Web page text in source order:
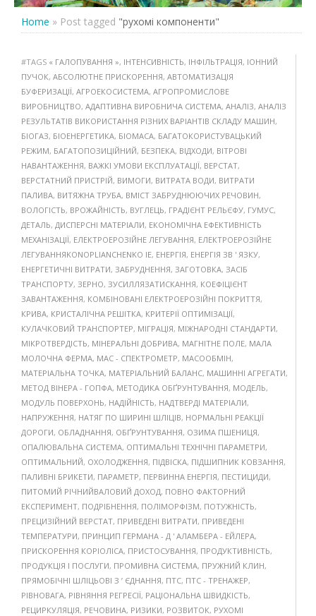
Home » Post tagged "рухомі компоненти"
#TAGS « ГАЛОПУВАННЯ », ІНТЕНСИВНІСТЬ, ІНФІЛЬТРАЦІЯ, ІОННИЙ
ПУЧОК, АБСОЛЮТНЕ ПРИСКОРЕННЯ, АВТОМАТИЗАЦІЯ
БУФЕРИЗАЦІЇ, АГРОЕКОСИСТЕМА, АГРОПРОМИСЛОВЕ
ВИРОБНИЦТВО, АДАПТИВНА ВИРОБНИЧА СИСТЕМА, АНАЛІЗ, АНАЛІЗ
РЕЗУЛЬТАТІВ ВИКОРИСТАННЯ РІЗНИХ ВАРІАНТІВ СКЛАДУ МАШИН,
БІОГАЗ, БІОЕНЕРГЕТИКА, БІОМАСА, БАГАТОКОРИСТУВАЦЬКИЙ
РЕЖИМ, БАГАТОПОЗИЦІЙНИЙ, БЕЗПЕКА, ВІДХОДИ, ВІТРОВІ
НАВАНТАЖЕННЯ, ВАЖКІ УМОВИ ЕКСПЛУАТАЦІЇ, ВЕРСТАТ,
ВЕРСТАТНИЙ ПРИСТРІЙ, ВИМОГИ, ВИТРАТА ВОДИ, ВИТРАТИ
ПАЛИВА, ВИТЯЖНА ТРУБА, ВМІСТ ЗАБРУДНЮЮЧИХ РЕЧОВИН,
ВОЛОГІСТЬ, ВРОЖАЙНІСТЬ, ВУГЛЕЦЬ, ГРАДІЄНТ РЕЛЬЄФУ, ГУМУС,
ДЕТАЛЬ, ДИСПЕРСНІ МАТЕРІАЛИ, ЕКОНОМІЧНА ЕФЕКТИВНІСТЬ
МЕХАНІЗАЦІЇ, ЕЛЕКТРОЕРОЗІЙНЕ ЛЕГУВАННЯ, ЕЛЕКТРОЕРОЗІЙНЕ
ЛЕГУВАННЯKONOPLIANCHENKO IE, ЕНЕРГІЯ, ЕНЕРГІЯ ЗВ ' ЯЗКУ,
ЕНЕРГЕТИЧНІ ВИТРАТИ, ЗАБРУДНЕННЯ, ЗАГОТОВКА, ЗАСІБ
ТРАНСПОРТУ, ЗЕРНО, ЗУСИЛЛЯЗАТИСКАННЯ, КОЕФІЦІЄНТ
ЗАВАНТАЖЕННЯ, КОМБІНОВАНІ ЕЛЕКТРОЕРОЗІЙНІ ПОКРИТТЯ,
КРИВА, КРИСТАЛІЧНА РЕШІТКА, КРИТЕРІЇ ОПТИМІЗАЦІЇ,
КУЛАЧКОВИЙ ТРАНСПОРТЕР, МІГРАЦІЯ, МІЖНАРОДНІ СТАНДАРТИ,
МІКРОТВЕРДІСТЬ, МІНЕРАЛЬНІ ДОБРИВА, МАГНІТНЕ ПОЛЕ, МАЛА
МОЛОЧНА ФЕРМА, МАС - СПЕКТРОМЕТР, МАСООБМІН,
МАТЕРІАЛЬНА ТОЧКА, МАТЕРІАЛЬНИЙ БАЛАНС, МАШИННІ АГРЕГАТИ,
МЕТОД ВІНЕРА - ГОПФА, МЕТОДИКА ОБҐРУНТУВАННЯ, МОДЕЛЬ,
МОДУЛЬ ПОВЕРХОНЬ, НАДІЙНІСТЬ, НАДТВЕРДІ МАТЕРІАЛИ,
НАПРУЖЕННЯ, НАТЯГ ПО ШИРИНІ ШЛІЦІВ, НОРМАЛЬНІ РЕАКЦІЇ
ДОРОГИ, ОБЛАДНАННЯ, ОБҐРУНТУВАННЯ, ОЗИМА ПШЕНИЦЯ,
ОПАЛЮВАЛЬНА СИСТЕМА, ОПТИМАЛЬНІ ТЕХНІЧНІ ПАРАМЕТРИ,
ОПТИМАЛЬНИЙ, ОХОЛОДЖЕННЯ, ПІДВІСКА, ПІДШИПНИК КОВЗАННЯ,
ПАЛИВНІ БРИКЕТИ, ПАРАМЕТР, ПЕРВИННА ЕНЕРГІЯ, ПЕСТИЦИДИ,
ПИТОМИЙ РІЧНИЙВАЛОВИЙ ДОХОД, ПОВНО ФАКТОРНИЙ
ЕКСПЕРИМЕНТ, ПОДРІБНЕННЯ, ПОЛІМОРФІЗМ, ПОТУЖНІСТЬ,
ПРЕЦИЗІЙНИЙ ВЕРСТАТ, ПРИВЕДЕНІ ВИТРАТИ, ПРИВЕДЕНІ
ТЕМПЕРАТУРИ, ПРИНЦИП ГЕРМАНА - Д ' АЛАМБЕРА - ЕЙЛЕРА,
ПРИСКОРЕННЯ КОРІОЛІСА, ПРИСТОСУВАННЯ, ПРОДУКТИВНІСТЬ,
ПРОДУКЦІЯ І ПОСЛУГИ, ПРОМИВНА СИСТЕМА, ПРУЖНИЙ КЛИН,
ПРЯМОБІЧНІ ШЛІЦЬОВІ З ’ ЄДНАННЯ, ПТС, ПТС - ТРЕНАЖЕР,
РІВНОВАГА, РІВНЯННЯ РЕГРЕСІЇ, РАЦІОНАЛЬНА ШВИДКІСТЬ,
РЕЦИРКУЛЯЦІЯ, РЕЧОВИНА, РИЗИКИ, РОЗВИТОК, РУХОМІ